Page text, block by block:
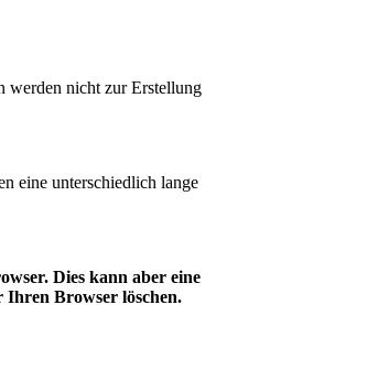
werden nicht zur Erstellung
eine unterschiedlich lange
Dies kann aber eine
Ihren Browser löschen.